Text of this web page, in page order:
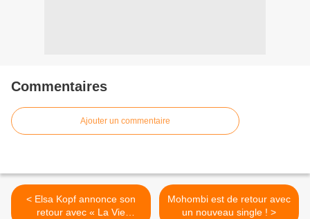
Commentaires
Ajouter un commentaire
< Elsa Kopf annonce son
retour avec « La Vie
Mohombi est de retour avec
un nouveau single ! >